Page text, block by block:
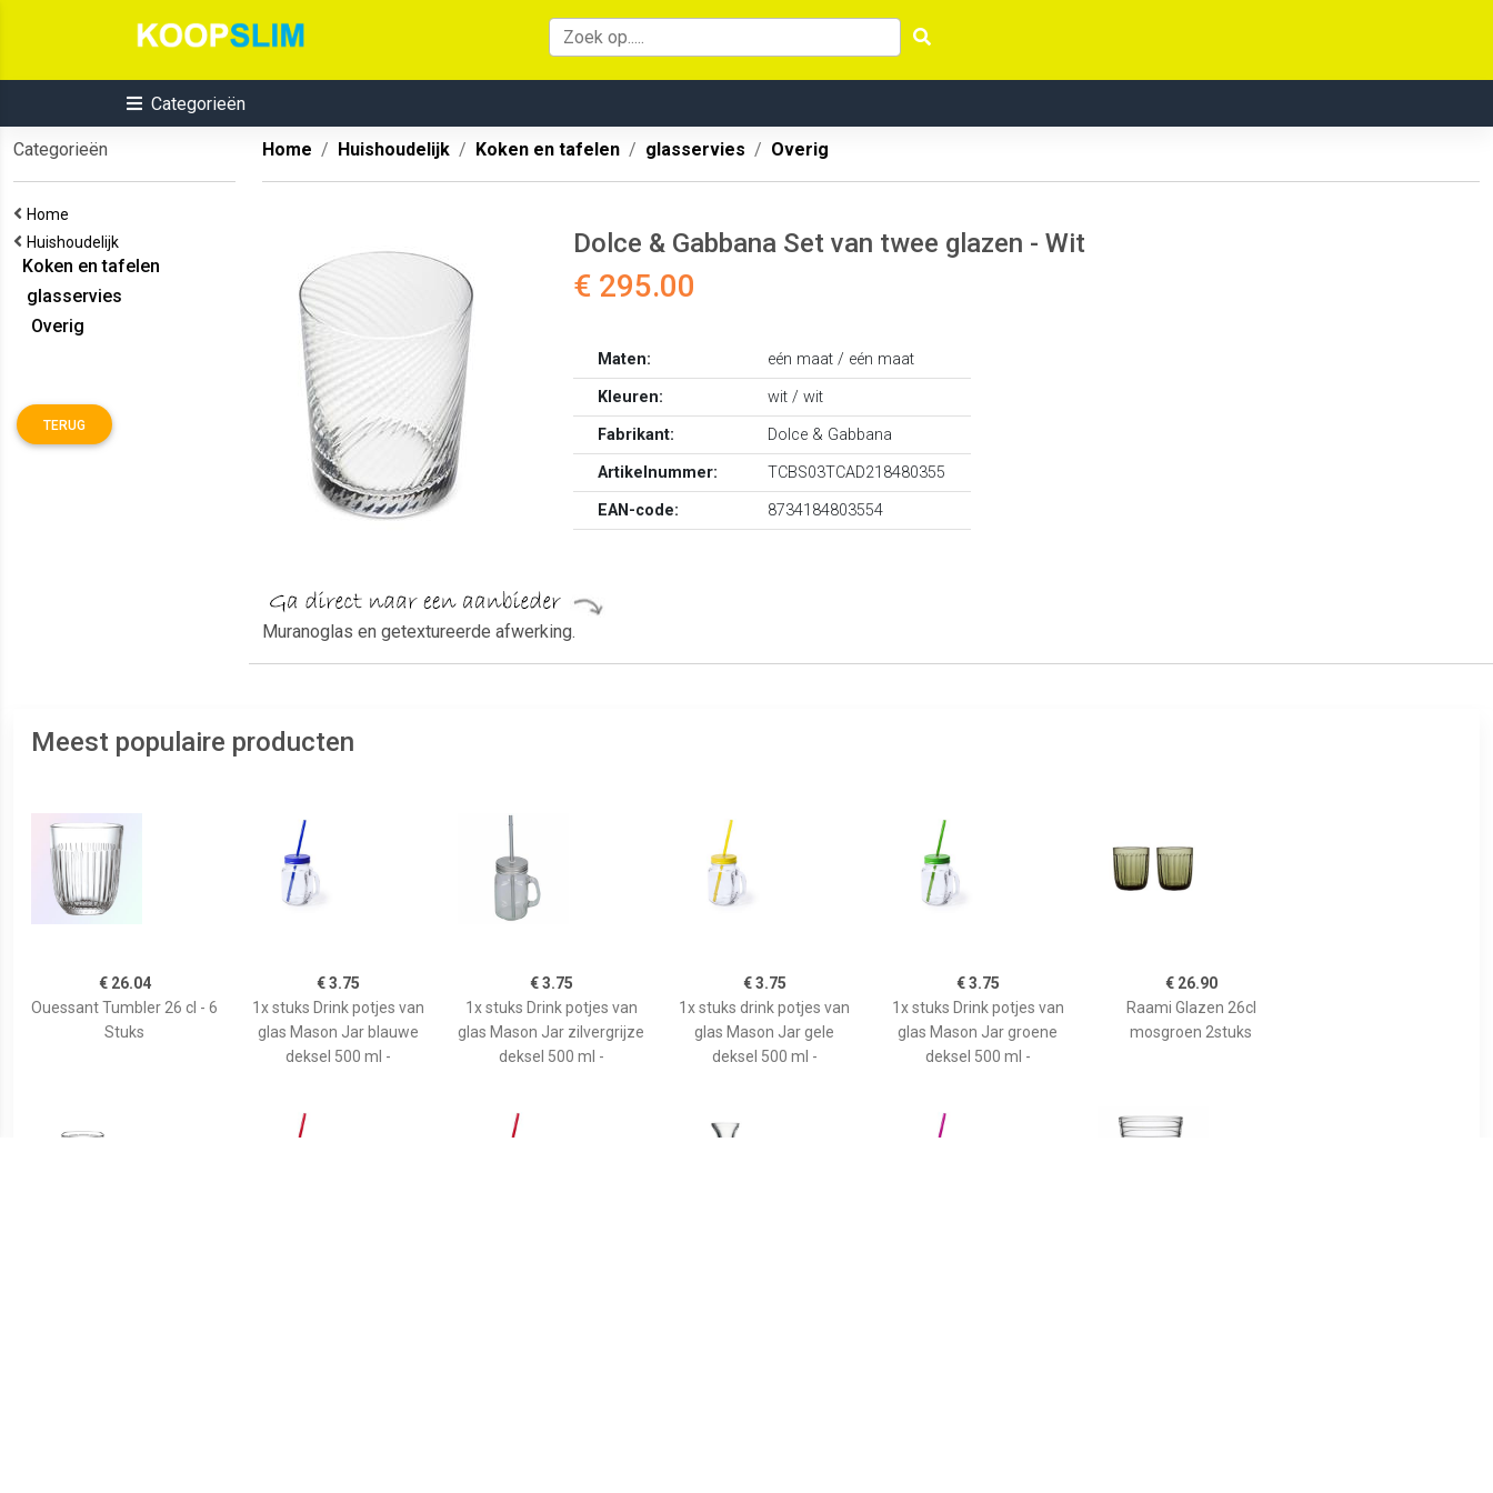
Categorieën
Categorieën
Home
Huishoudelijk
Koken en tafelen
glasservies
Overig
TERUG
Home Huishoudelijk Koken en tafelen glasservies Overig
Dolce & Gabbana Set van twee glazen - Wit
€ 295.00
Maten:
eén maat / eén maat
Kleuren:
wit / wit
Fabrikant:
Dolce & Gabbana
Artikelnummer:
TCBS03TCAD218480355
EAN-code:
8734184803554
Muranoglas en getextureerde afwerking.
Meest populaire producten
€ 26.04
Ouessant Tumbler 26 cl - 6
Stuks
€ 3.75
1x stuks Drink potjes van
glas Mason Jar blauwe
deksel 500 ml -
€ 3.75
1x stuks Drink potjes van
glas Mason Jar zilvergrijze
deksel 500 ml -
€ 3.75
1x stuks drink potjes van
glas Mason Jar gele
deksel 500 ml -
€ 3.75
1x stuks Drink potjes van
glas Mason Jar groene
deksel 500 ml -
€ 26.90
Raami Glazen 26cl
mosgroen 2stuks